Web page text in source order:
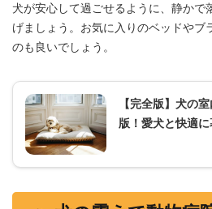
犬が安心して過ごせるように、静かで
げましょう。お気に入りのベッドやブ
のも良いでしょう。
【完全版】犬の
版！愛犬と快適